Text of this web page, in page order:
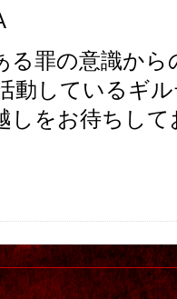
る罪の意識か
動しているギ
しをお待ちして